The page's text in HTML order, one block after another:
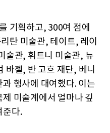
기획하고, 300여 점에
탄 미술관, 테이트, 레이
술관, 휘트니 미술관, 뉴
바젤, 반 고흐 재단, 베니
행사에 대여했다. 이는
미술계에서 얼마나 깊
준다.